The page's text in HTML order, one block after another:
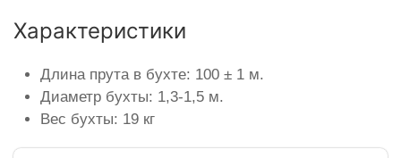
Характеристики
Длина прута в бухте: 100 ± 1 м.
Диаметр бухты: 1,3-1,5 м.
Вес бухты: 19 кг